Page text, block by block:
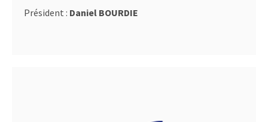
Président : Daniel BOURDIE